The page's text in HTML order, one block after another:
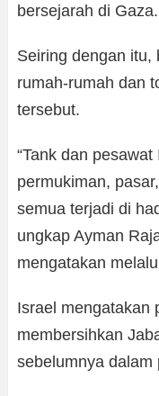
bersejarah di Gaza.
Seiring dengan itu,
rumah-rumah dan
tersebut.
“Tank dan
permukiman,
semua terjadi di
ungkap Ayman
mengatakan
Israel mengatakan
membersihkan
sebelumnya dalam